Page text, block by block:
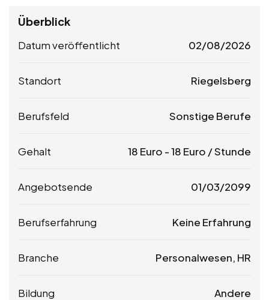
Überblick
Datum veröffentlicht 02/08/2026
Standort Riegelsberg
Berufsfeld Sonstige Berufe
Gehalt 18 Euro -18 Euro / Stunde
Angebotsende 01/03/2099
Berufserfahrung Keine Erfahrung
Branche Personalwesen, HR
Bildung Andere